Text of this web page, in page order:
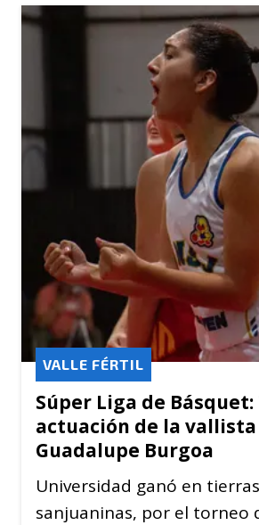
Súper Liga de
actuación de la vallista
Guadalupe Burgoa
VALLE FÉRTIL
Universidad ganó en tierras
sanjuaninas, por el torneo